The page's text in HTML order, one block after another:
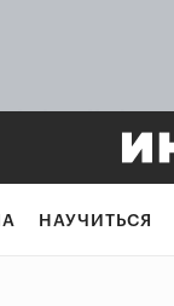
НАУЧИТЬСЯ